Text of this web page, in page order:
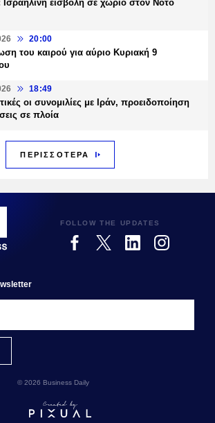
Ισραηλινή εισβολή σε χωριό στον Νότο
20:00
του καιρού για αύριο Κυριακή 9
18:49
οι συνομιλίες με Ιράν, προειδοποίηση
σε πλοία
ΠΕΡΙΣΣΟΤΕΡΑ
FOLLOW THE UPDATES
© 2026 Business Daily